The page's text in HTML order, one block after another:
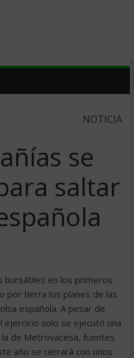
NOTICIA
se
saltar
bursátiles en los primeros
por tierra los planes de las
española. A pesar de
solo se ejecutó una
de Metrovacesa, fuentes
año se cerrará con unos